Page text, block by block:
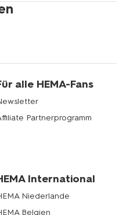
alle HEMA-Fans
Partnerprogramm
International
Niederlande
Belgien